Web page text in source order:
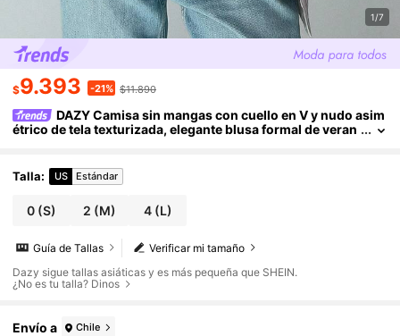
1/7
$9.393 -21% $11.890
DAZY Camisa sin mangas con cuello en V y nudo asim
étrico de tela texturizada, elegante blusa formal de veran
Talla: US Estándar
0 (S) 2 (M) 4(L)
Verificar mi tamaño
Guía de Tallas
Dazy sigue tallas asiáticas y es más pequeña que SHEIN.
¿No es tu talla? Dinos
Envío a Chile